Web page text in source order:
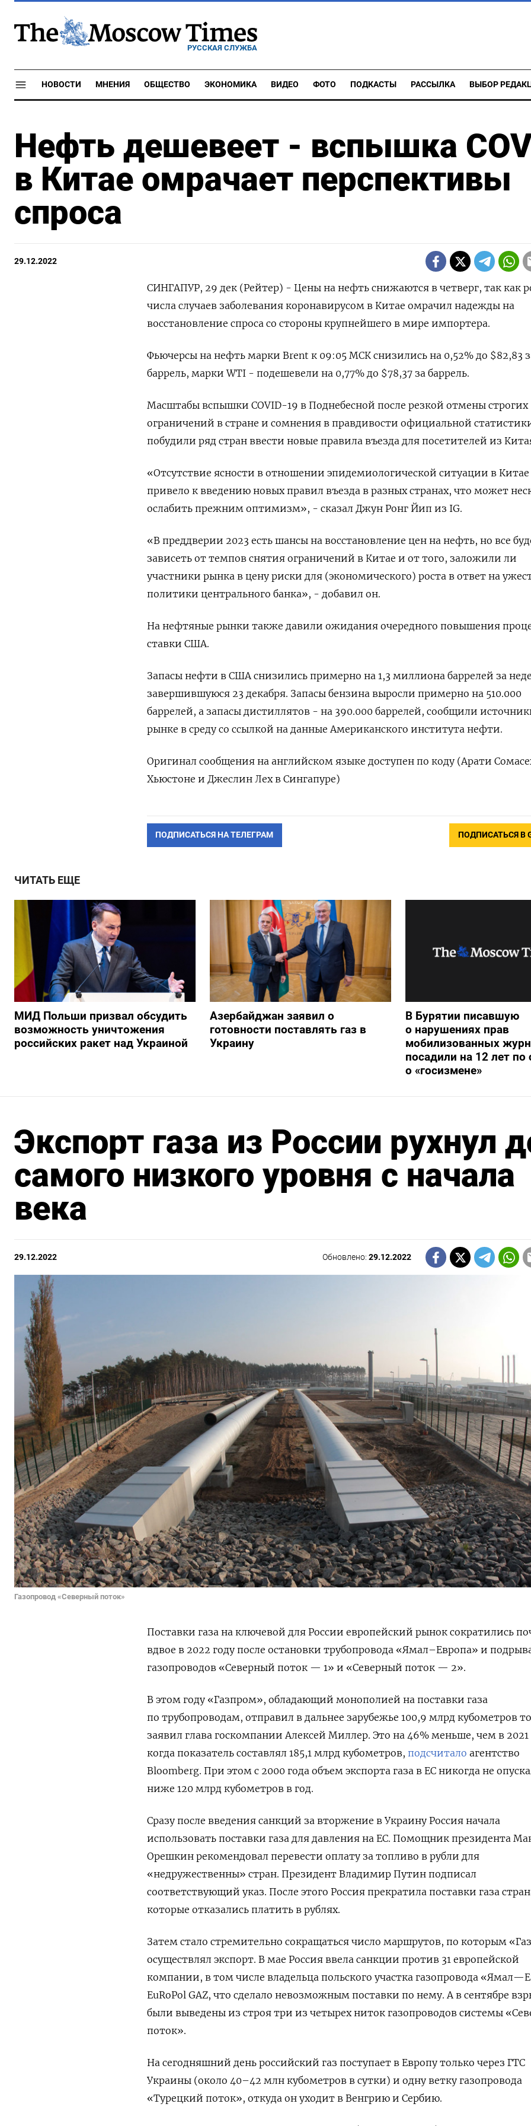
РУССКАЯ СЛУЖБА
НОВОСТИ МНЕНИЯ ОБЩЕСТВО ЭКОНОМИКА ВИДЕО ФОТО ПОДКАСТЫ РАССЫЛКА ВЫБОР
Нефть дешевеет - вспышка
в Китае омрачает перспективы
спроса
29.12.2022
СИНГАПУР, 29 дек (Рейтер) - Цены на нефть снижаются в четверг, так как
числа случаев заболевания коронавирусом в Китае омрачил надежды на
восстановление спроса со стороны крупнейшего в мире импортера.
Фьючерсы на нефть марки Brent к 09:05 МСК снизились на 0,52% до $82,83
баррель, марки WTI - подешевели на 0,77% до $78,37 за баррель.
Масштабы вспышки COVID-19 в Поднебесной после резкой отмены строгих
ограничений в стране и сомнения в правдивости официальной
побудили ряд стран ввести новые правила въезда для посетителей из
«Отсутствие ясности в отношении эпидемиологической ситуации в Китае
привело к введению новых правил въезда в разных странах, что может
ослабить прежним оптимизм», - сказал Джун Ронг Йип из IG.
«В преддверии 2023 есть шансы на восстановление цен на нефть, но все
зависеть от темпов снятия ограничений в Китае и от того, заложили ли
участники рынка в цену риски для (экономического) роста в ответ на
политики центрального банка», - добавил он.
На нефтяные рынки также давили ожидания очередного повышения
ставки США.
Запасы нефти в США снизились примерно на 1,3 миллиона баррелей за
завершившуюся 23 декабря. Запасы бензина выросли примерно на 510.000
баррелей, а запасы дистиллятов - на 390.000 баррелей, сообщили
рынке в среду со ссылкой на данные Американского института нефти.
Оригинал сообщения на английском языке доступен по коду (Арати
Хьюстоне и Джеслин Лех в Сингапуре)
ПОДПИСАТЬСЯ НА ТЕЛЕГРАМ ПОДПИСАТЬСЯ В
ЧИТАТЬ ЕЩЕ
МИД Польши призвал обсудить
возможность уничтожения
российских ракет над Украиной
Азербайджан заявил о
готовности поставлять газ в
Украину
В Бурятии писавшую
о нарушениях прав
мобилизованных
посадили на 12 лет по
о «госизмене»
Экспорт газа из России рухнул
самого низкого уровня с начала
века
29.12.2022 Обновлено:29.12.2022
Газопровод «Северный поток»
Поставки газа на ключевой для России европейский рынок сократились
вдвое в 2022 году после остановки трубопровода «Ямал–Европа» и
газопроводов «Северный поток — 1» и «Северный поток — 2».
В этом году «Газпром», обладающий монополией на поставки газа
по трубопроводам, отправил в дальнее зарубежье 100,9 млрд кубометров
заявил глава госкомпании Алексей Миллер. Это на 46% меньше, чем в 2021
когда показатель составлял 185,1 млрд кубометров, подсчитало агентство
Bloomberg. При этом с 2000 года объем экспорта газа в ЕС никогда не
ниже 120 млрд кубометров в год.
Сразу после введения санкций за вторжение в Украину Россия начала
использовать поставки газа для давления на ЕС. Помощник президента
Орешкин рекомендовал перевести оплату за топливо в рубли для
«недружественны» стран. Президент Владимир Путин подписал
соответствующий указ. После этого Россия прекратила поставки газа
которые отказались платить в рублях.
Затем стало стремительно сокращаться число маршрутов, по которым
осуществлял экспорт. В мае Россия ввела санкции против 31 европейской
компании, в том числе владельца польского участка газопровода
EuRoPol GAZ, что сделало невозможным поставки по нему. А в сентябре
были выведены из строя три из четырех ниток газопроводов системы
поток».
На сегодняшний день российский газ поступает в Европу только через ГТС
Украины (около 40–42 млн кубометров в сутки) и одну ветку газопровода
«Турецкий поток», откуда он уходит в Венгрию и Сербию.